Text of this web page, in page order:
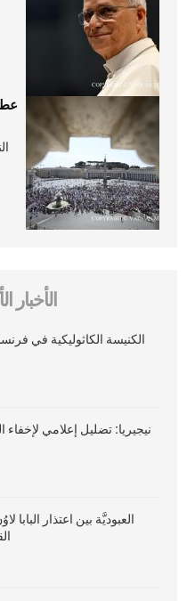
الأخبار
الكنيسة الكاثوليكية في
نيجيريا: تضليل إعلامي
العبوديَّة بين اعتذار